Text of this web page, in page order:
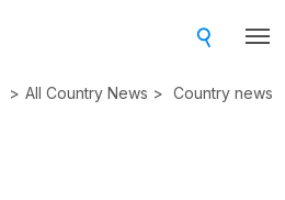
All Country News Country news